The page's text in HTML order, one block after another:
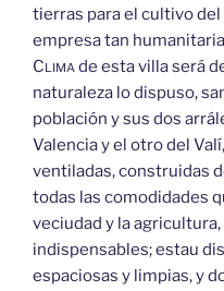
tierras para el cultivo del
empresa tan
Climade esta villa será
naturaleza lo dispuso,
población y sus dos
Valencia y el otro del
ventiladas, construidas
todas las comodidades
veciudad y la
indispensables; estau
espaciosas y limpias, y